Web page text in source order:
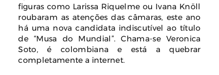
figuras como Larissa Riquelme ou Ivana Knöll
roubaram as atenções das câmaras, este ano
há uma nova candidata indiscutível ao título
de “Musa do Mundial”. Chama-se Veronica
Soto, é colombiana e está a quebrar
completamente a internet.